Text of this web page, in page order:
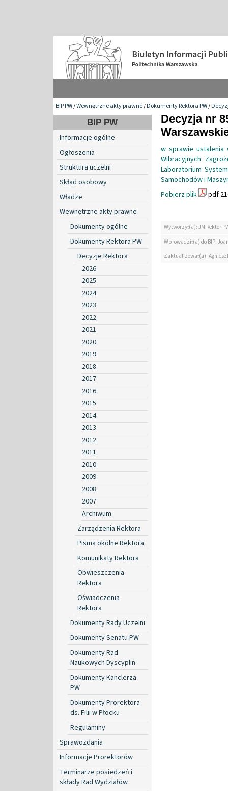
BIP PW/Wewnętrzne akty prawne/Dokumenty Rektora PW/
BIP PW
Informacje ogólne
Ogłoszenia
Struktura uczelni
Skład osobowy
Władze
Wewnętrzne akty prawne
Dokumenty ogólne
Dokumenty Rektora PW
Decyzje Rektora
2026
2025
2024
2023
2022
2021
2020
2019
2018
2017
2016
2015
2014
2013
2012
2011
2010
2009
2008
2007
Archiwum
Zarządzenia Rektora
Pisma okólne Rektora
Komunikaty Rektora
Obwieszczenia
Rektora
Oświadczenia
Rektora
Dokumenty Rady Uczelni
Dokumenty Senatu PW
Dokumenty Rad
Naukowych Dyscyplin
Dokumenty Kanclerza
PW
Dokumenty Prorektora
ds. Filii w Płocku
Regulaminy
Sprawozdania
Informacje Prorektorów
Terminarze posiedzeń i
składy Rad Wydziałów
Decyzja nr
w sprawie ustalenia
Wibracyjnych
Laboratorium
Samochodów i
Pobierz plik
pdf
Wytworzył(a): JM Rektor
Wprowadził(a) do BIP:
Zaktualizował(a):